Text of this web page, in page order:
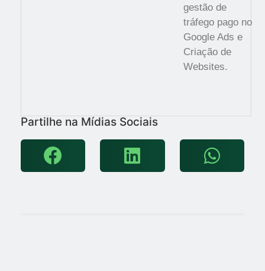
gestão de
tráfego pago no
Google Ads e
Criação de
Websites.
Partilhe na Mídias Sociais